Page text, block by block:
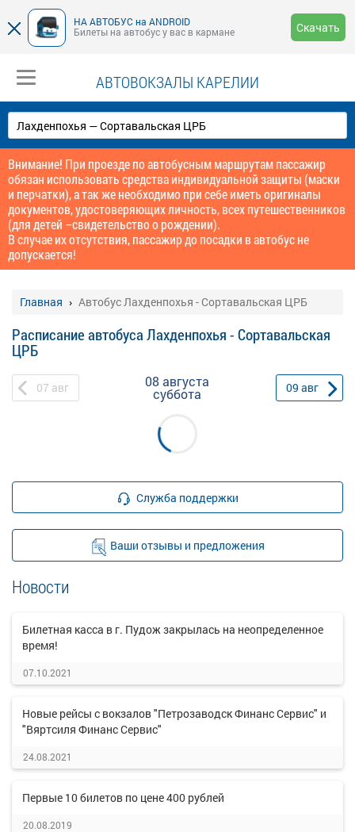
НА АВТОБУС на ANDROID
Билеты на автобус у вас в кармане
Скачать
АВТОВОКЗАЛЫ КАРЕЛИИ
Внимание! При проезде по автобусным маршрутам пассажир
обязан использовать средства индивидуальной защиты (маски
и перчатки), а так же необходимо при себе иметь оригиналы
документов, удостоверяющих личность, всех путешественников
(для детей –свидетельство о рождении).
В случае их отсутствия, пассажир до посадки в автобус не
допускается!
Главная Автобус Лахденпохья - Сортавальская ЦРБ
Расписание автобуса Лахденпохья - Сортавальская
ЦРБ
07 авг 08 августа
суббота 09 авг
Служба поддержки
Ваши отзывы и предложения
Новости
Билетная касса в г. Пудож закрылась на неопределенное
время!
07.10.2021
Новые рейсы с вокзалов "Петрозаводск Финанс Сервис" и
"Вяртсиля Финанс Сервис"
24.08.2021
Первые 10 билетов по цене 400 рублей
20.08.2019